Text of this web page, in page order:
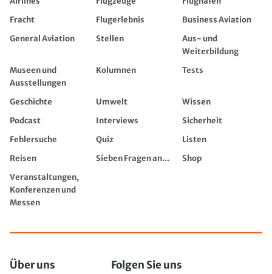
Fracht
Flugerlebnis
Business Aviation
General Aviation
Stellen
Aus- und
Weiterbildung
Museen und
Ausstellungen
Kolumnen Tests
Geschichte Umwelt
Wissen
Podcast
Interviews
Sicherheit
Fehlersuche
Quiz
Listen
Reisen
Sieben Fragen an...
Shop
Veranstaltungen,
Konferenzen und
Messen
Über uns Folgen Sie uns